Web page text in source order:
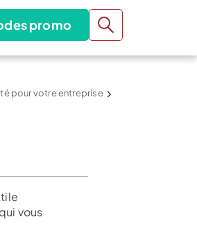
promo
pour votre entreprise
vous